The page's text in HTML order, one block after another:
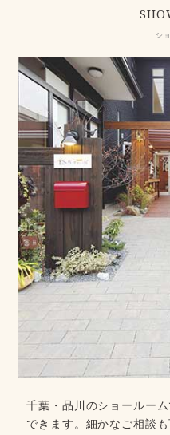
シ
千葉・品川のショールー
できます。細かなご相談も